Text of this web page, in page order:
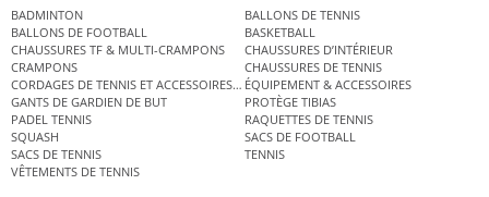
BADMINTON
BALLONS DE TENNIS
BALLONS DE FOOTBALL
BASKETBALL
CHAUSSURES TF & MULTI-CRAMPONS
CHAUSSURES D’INTÉRIEUR
CRAMPONS
CHAUSSURES DE TENNIS
CORDAGES DE TENNIS ET ACCESSOIRES DE TENNISÉQUIPEMENT & ACCESSOIRES
GANTS DE GARDIEN DE BUT
PROTÈGE TIBIAS
PADEL TENNIS
RAQUETTES DE TENNIS
SQUASH
SACS DE FOOTBALL
SACS DE TENNIS
TENNIS
VÊTEMENTS DE TENNIS